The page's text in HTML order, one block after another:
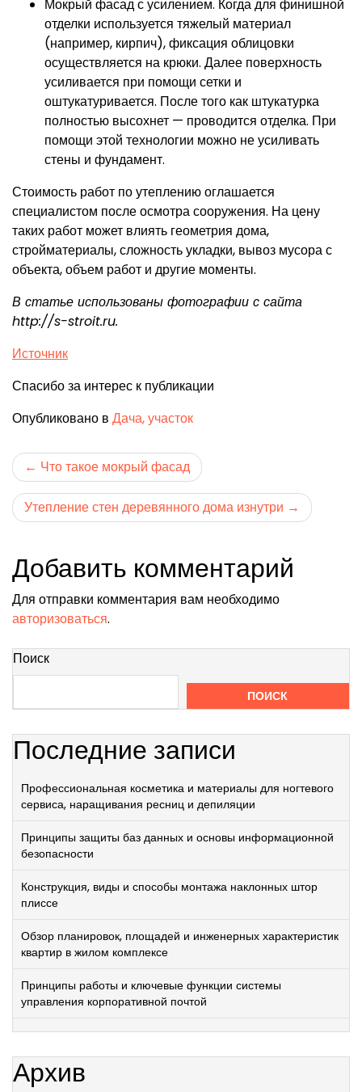
Мокрый фасад с усилением. Когда для финишной
отделки используется тяжелый материал
(например, кирпич), фиксация облицовки
осуществляется на крюки. Далее поверхность
усиливается при помощи сетки и
оштукатуривается. После того как штукатурка
полностью высохнет — проводится отделка. При
помощи этой технологии можно не усиливать
стены и фундамент.
Стоимость работ по утеплению оглашается
специалистом после осмотра сооружения. На цену
таких работ может влиять геометрия дома,
стройматериалы, сложность укладки, вывоз мусора с
объекта, объем работ и другие моменты.
В статье использованы фотографии с сайта
http://s-stroit.ru.
Источник
Спасибо за интерес к публикации
Опубликовано в Дача, участок
Навигация
по
записям
Что такое мокрый фасад
Утепление стен деревянного дома изнутри
Добавить комментарий
Для отправки комментария вам необходимо
авторизоваться.
Поиск
ПОИСК
Последние записи
Профессиональная косметика и материалы для ногтевого
сервиса, наращивания ресниц и депиляции
Принципы защиты баз данных и основы информационной
безопасности
Конструкция, виды и способы монтажа наклонных штор
плиссе
Обзор планировок, площадей и инженерных характеристик
квартир в жилом комплексе
Принципы работы и ключевые функции системы
управления корпоративной почтой
Архив